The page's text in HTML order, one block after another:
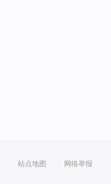
站点地图 网络举报